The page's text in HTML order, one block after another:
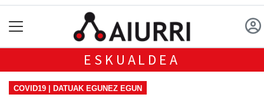
ESKUALDEA
COVID19 | DATUAK EGUNEZ EGUN